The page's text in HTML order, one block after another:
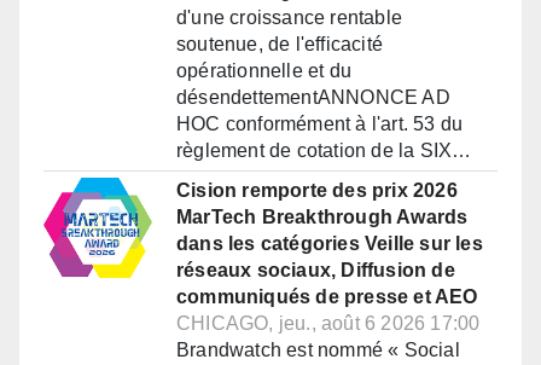
d'une croissance rentable
soutenue, de l'efficacité
opérationnelle et du
désendettementANNONCE AD
HOC conformément à l'art. 53 du
règlement de cotation de la SIX…
Cision remporte des prix 2026
MarTech Breakthrough Awards
dans les catégories Veille sur les
réseaux sociaux, Diffusion de
communiqués de presse et AEO
CHICAGO, jeu., août 6 2026 17:00
Brandwatch est nommé « Social